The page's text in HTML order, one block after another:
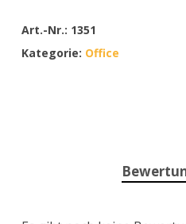
Art.-Nr.: 1351
Kategorie: Office